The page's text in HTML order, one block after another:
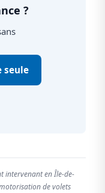
?
seule
intervenant en Île-de-
de volets